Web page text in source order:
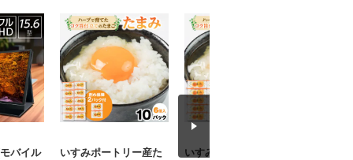
バイル
いすみポートリー産た
いすみポートリー「た